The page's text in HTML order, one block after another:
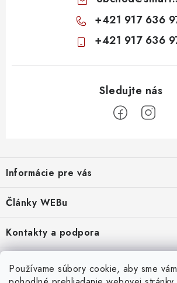
Používame súbory cookie, aby sme
+421 917 636
+421 917 636
p
ä
e
Informácie pre vás
Obchodné podmienky
Moja objednávka
Odstúpenie od zmluvy
Články WEBu
Dôležité oznamy
16.6.2026
Nákup na splátky
23.10.2022
Kontakty a podpora
2.8.2022
Servisné služby